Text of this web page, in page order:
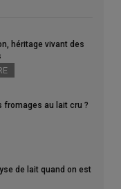
héritage vivant des
fromages au lait cru ?
de lait quand on est